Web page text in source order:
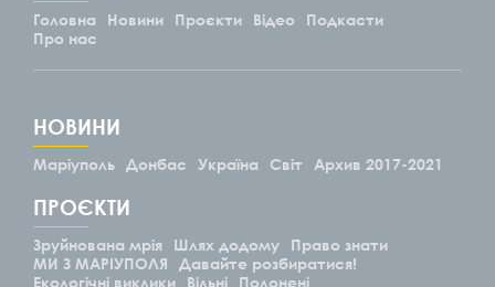
Головна Новини Проєкти Відео
Подкасти
Про нас
НОВИНИ
Маріуполь Донбас Україна Світ Архив 2017-2021
ПРОЄКТИ
Зруйнована мрія Шлях додому
Право знати
МИ З МАРІУПОЛЯ
Давайте розбиратися!
Екологічні виклики
Вільні Полонені